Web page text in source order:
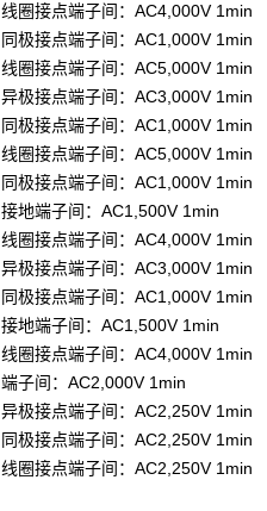
线圈接点端子间：AC4,000V 1min
同极接点端子间：AC1,000V 1min
线圈接点端子间：AC5,000V 1min
异极接点端子间：AC3,000V 1min
同极接点端子间：AC1,000V 1min
线圈接点端子间：AC5,000V 1min
同极接点端子间：AC1,000V 1min
接地端子间：AC1,500V 1min
线圈接点端子间：AC4,000V 1min
异极接点端子间：AC3,000V 1min
同极接点端子间：AC1,000V 1min
接地端子间：AC1,500V 1min
线圈接点端子间：AC4,000V 1min
端子间：AC2,000V 1min
异极接点端子间：AC2,250V 1min
同极接点端子间：AC2,250V 1min
线圈接点端子间：AC2,250V 1min